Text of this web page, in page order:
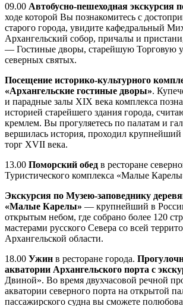
09.00 Автобусно-пешеходная экскурсия
ходе которой Вы познакомитесь с
старого города, увидите кафедральный
Архангельский собор, причалы и
— Гостиные дворы, старейшую Торговую
северных святых.
Посещение историко-культурного
«Архангельские гостиные дворы».
и парадные залы XIX века комплекса
историей старейшего здания города,
кремлем. Вы прогуляетесь по палатам и
вершилась история, проходил
торг XVII века.
13.00 Поморский обед в ресторане
Туристического комплекса «Малые
Экскурсия по Музею-заповеднику
«Малые Карелы» — крупнейший в
открытым небом, где собрано более 120
мастерами русского Севера со всей
Архангельской области.
18.00 Ужин в ресторане города.
акватории Архангельского порта с
Двиной». Во время двухчасовой речной
акватории северного порта на открытой
пассажирского судна вы сможете